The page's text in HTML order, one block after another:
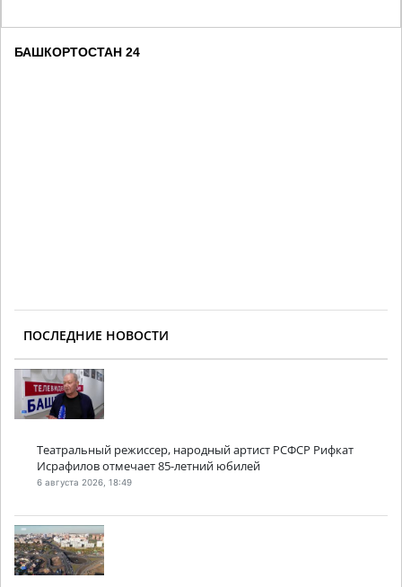
БАШКОРТОСТАН 24
ПОСЛЕДНИЕ НОВОСТИ
Театральный режиссер, народный артист РСФСР Рифкат
Исрафилов отмечает 85-летний юбилей
6 августа 2026, 18:49